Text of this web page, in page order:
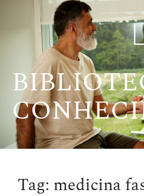
Tag: medicina